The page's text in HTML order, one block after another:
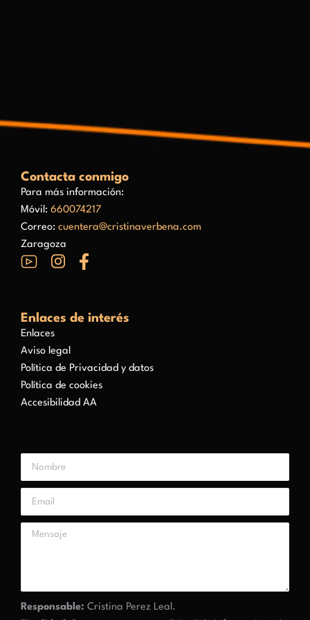
Contacta conmigo
Para más información:
Móvil: 660074217
Correo: cuentera@cristinaverbena.com
Zaragoza
Enlaces de interés
Enlaces
Aviso legal
Política de Privacidad y datos
Política de cookies
Accesibilidad AA
Responsable: Cristina Perez Leal.